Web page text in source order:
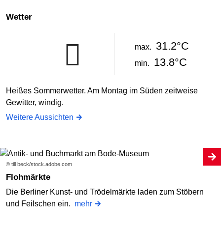
Wetter
max. 31.2°C
min. 13.8°C
Heißes Sommerwetter. Am Montag im Süden zeitweise
Gewitter, windig.
Weitere Aussichten
© till beck/stock.adobe.com
Flohmärkte
Die Berliner Kunst- und Trödelmärkte laden zum Stöbern
und Feilschen ein. mehr